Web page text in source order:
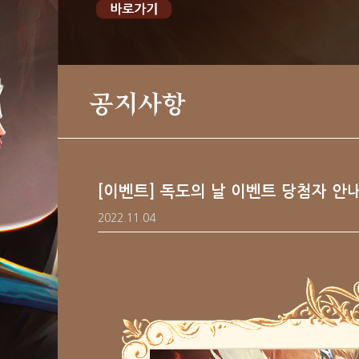
공지사항
[이벤트] 독도의 날 이벤트 당첨자 안
2022.11.04